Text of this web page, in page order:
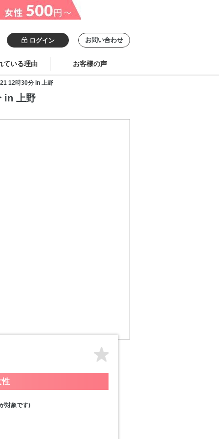
ログイン お問い合わせ
ている理由 お客様の声
12時30分 in 上野
in 上野
性
対象です)